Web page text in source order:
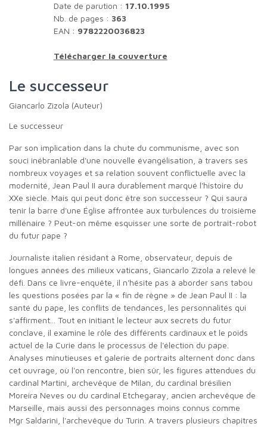
Date de parution : 17.10.1995
Nb. de pages : 363
EAN : 9782220036823
Télécharger la couverture
Le successeur
Giancarlo Zizola (Auteur)
Le successeur
Par son implication dans la chute du communisme, avec son
souci inébranlable d'une nouvelle évangélisation, à travers ses
nombreux voyages et sa relation souvent conflictuelle avec la
modernité, Jean Paul II aura durablement marqué l'histoire du
XXe siècle. Mais qui peut donc être son successeur ? Qui saura
tenir la barre d'une Église affrontée aux turbulences du troisième
millénaire ? Peut-on même esquisser une sorte de portrait-robot
du futur pape ?
Journaliste italien résidant à Rome, observateur, depuis de
longues années des milieux vaticans, Giancarlo Zizola a relevé le
défi. Dans ce livre-enquête, il n'hésite pas à aborder sans tabou
les questions posées par la « fin de règne » de Jean Paul II : la
santé du pape, les conflits de tendances, les personnalités qui
s'affirment... Tout en initiant le lecteur aux secrets du futur
conclave, il examine le rôle des différents cardinaux et le poids
actuel de la Curie dans le processus de l'élection du pape.
Analyses minutieuses et galerie de portraits alternent donc dans
cet ouvrage, où l'on rencontre, bien sûr, les figures attendues du
cardinal Martini, archevêque de Milan, du cardinal brésilien
Moreira Neves ou du cardinal Etchegaray, ancien archevêque de
Marseille, mais aussi des personnages moins connus comme
Mgr Saldarini, l'archevêque du Turin. A travers plusieurs chapitres